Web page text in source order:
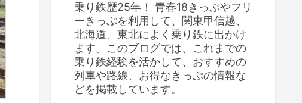
乗り鉄歴25年！ 青春18きっぷやフリ
ーきっぷを利用して、関東甲信越、
北海道、東北によく乗り鉄に出かけ
ます。このブログでは、これまでの
乗り鉄経験を活かして、おすすめの
列車や路線、お得なきっぷの情報な
どを掲載しています。